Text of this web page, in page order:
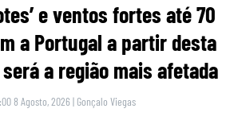
e ventos fortes até 70
a Portugal a partir desta
a região mais afetada
8 Agosto, 2026 | Gonçalo Viegas